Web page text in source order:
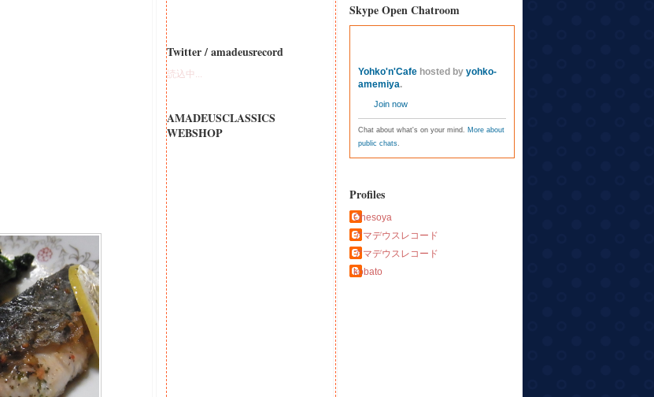
Skype Open Chatroom
Yohko'n'Cafe hosted by yohko-
amemiya.
Join now
Chat about what's on your mind. More about
public chats.
Profiles
Ohesoya
アマデウスレコード
アマデウスレコード
kobato
Twitter / amadeusrecord
読込中...
AMADEUSCLASSICS
WEBSHOP